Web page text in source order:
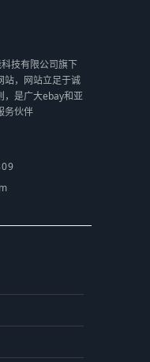
技有限公司旗下
站，网站立足于诚
，是广大ebay和亚
务伙伴